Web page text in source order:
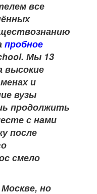
все
пробное
Мы 13
высокие
и
вузы
продолжить
с нами
после
смело
но